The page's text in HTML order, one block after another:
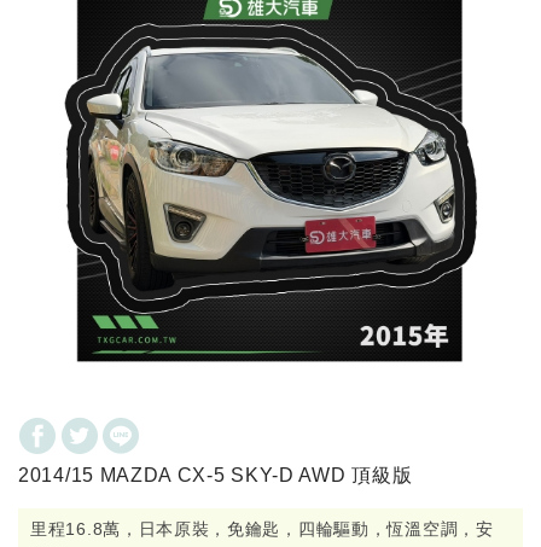
2014/15 MAZDA CX-5 SKY-D AWD 頂級版
里程16.8萬，日本原裝，免鑰匙，四輪驅動，恆溫空調，安